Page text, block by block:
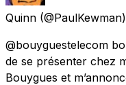
Quinn
@bouyguestelecom
de se présenter chez
Bouygues et